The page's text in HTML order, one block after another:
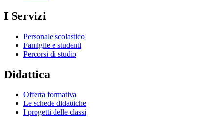
I Servizi
Personale scolastico
Famiglie e studenti
Percorsi di studio
Didattica
Offerta formativa
Le schede didattiche
I progetti delle classi